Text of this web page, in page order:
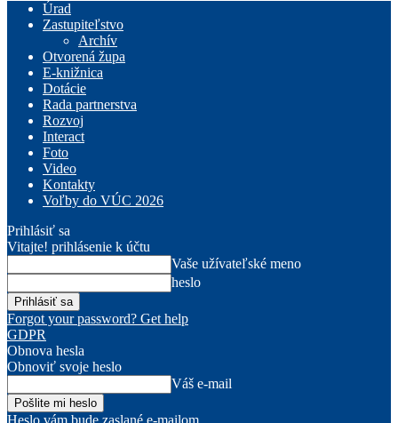
Úrad
Zastupiteľstvo
Archív
Otvorená župa
E-knižnica
Dotácie
Rada partnerstva
Rozvoj
Interact
Foto
Video
Kontakty
Voľby do VÚC 2026
Prihlásiť sa
Vitajte! prihlásenie k účtu
Vaše užívateľské meno
heslo
Forgot your password? Get help
GDPR
Obnova hesla
Obnoviť svoje heslo
Váš e-mail
Heslo vám bude zaslané e-mailom